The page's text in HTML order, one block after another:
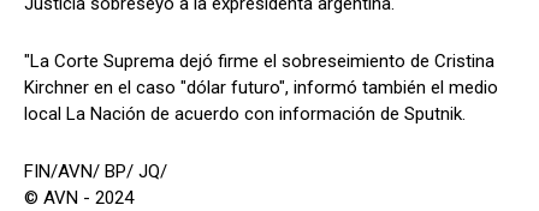
"La Corte Suprema dejó firme el sobreseimiento de Cristina
Kirchner en el caso "dólar futuro", informó también el medio
local La Nación de acuerdo con información de Sputnik.
FIN/AVN/ BP/ JQ/
© AVN - 2024